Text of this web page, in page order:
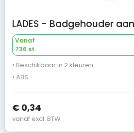
LADES - Badgehouder
Vanaf
736 st.
• Beschikbaar in 2 kleuren
• ABS
€ 0,34
vanaf excl. BTW